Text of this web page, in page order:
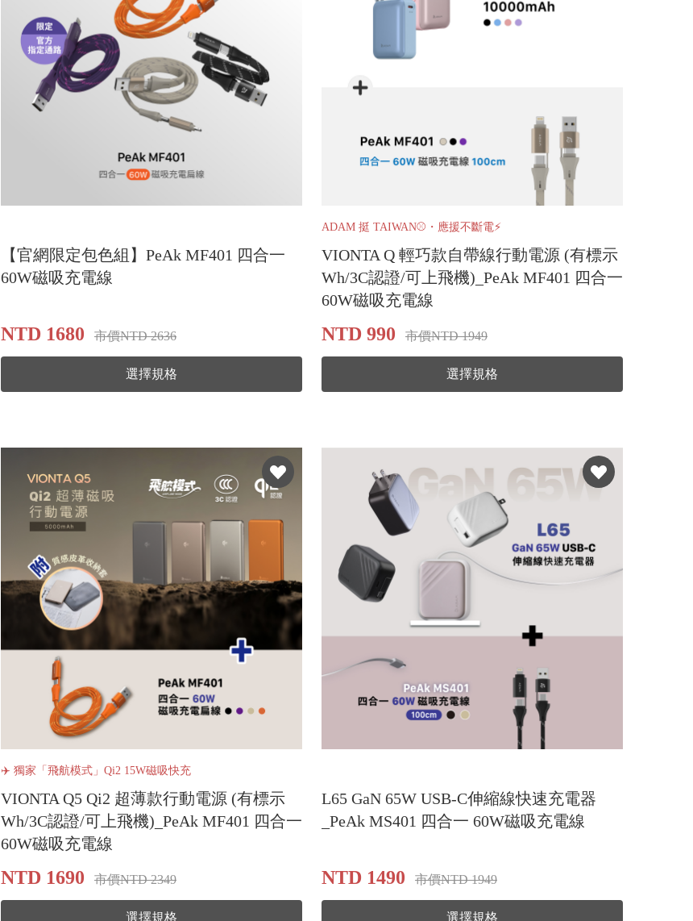
【官網限定包色組】PeAk MF401 四合一
60W磁吸充電線
NTD 1680 市價NTD 2636
選擇規格
ADAM 挺 TAIWAN⚾️・應援不斷電⚡
VIONTA Q 輕巧款自帶線行動電源 (有標示
Wh/3C認證/可上飛機)_PeAk MF401 四合一
60W磁吸充電線
NTD 990 市價NTD 1949
選擇規格
✈️ 獨家「飛航模式」Qi2 15W磁吸快充
VIONTA Q5 Qi2 超薄款行動電源 (有標示
Wh/3C認證/可上飛機)_PeAk MF401 四合一
60W磁吸充電線
NTD 1690 市價NTD 2349
選擇規格
L65 GaN 65W USB-C伸縮線快速充電器
_PeAk MS401 四合一 60W磁吸充電線
NTD 1490 市價NTD 1949
選擇規格